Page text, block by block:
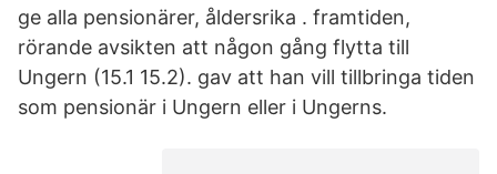
ge alla pensionärer, åldersrika . framtiden,
rörande avsikten att någon gång flytta till
Ungern (15.1 15.2). gav att han vill tillbringa tiden
som pensionär i Ungern eller i Ungerns.